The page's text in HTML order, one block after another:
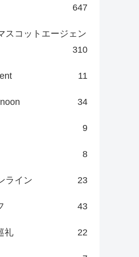
647
スコットエージェン
310
11
34
9
8
ライン 23
43
礼 22